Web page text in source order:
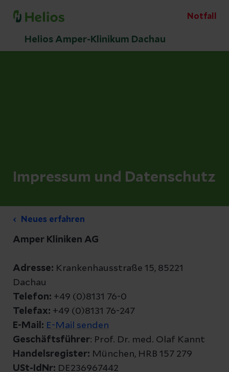
Notfall
Helios Amper-Klinikum Dachau
Impressum und Datenschutz
Neues erfahren
Amper Kliniken AG
Adresse: Krankenhausstraße 15, 85221
Dachau
Telefon: +49 (0)8131 76-0
Telefax: +49 (0)8131 76-247
E-Mail: E-Mail senden
Geschäftsführer: Prof. Dr. med. Olaf Kannt
Handelsregister: München, HRB 157 279
USt-IdNr: DE236967442